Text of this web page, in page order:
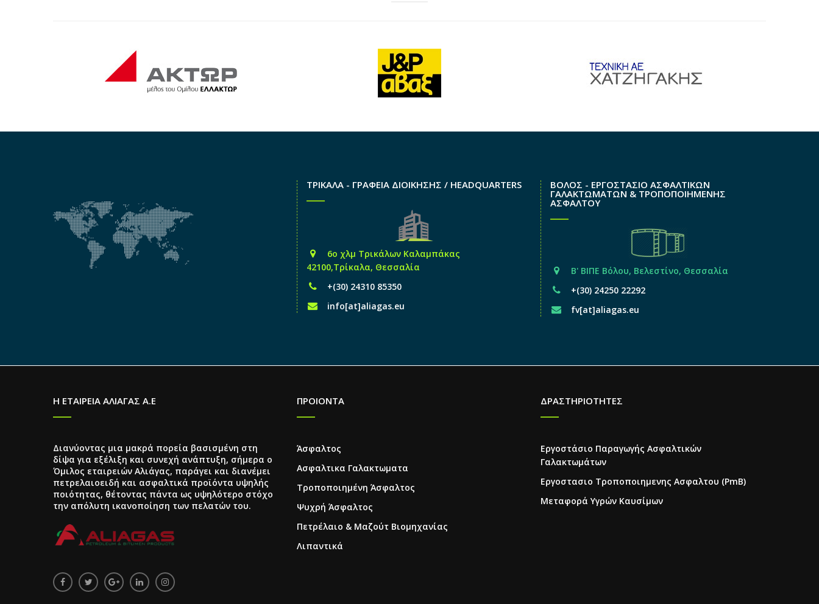
ΤΡΙΚΑΛΑ - ΓΡΑΦΕΙΑ ΔΙΟΙΚΗΣΗΣ / HEADQUARTERS
6o χλμ Τρικάλων Καλαμπάκας
42100,Τρίκαλα, Θεσσαλία
+(30) 24310 85350
info[at]aliagas.eu
ΒΟΛΟΣ - ΕΡΓΟΣΤΑΣΙΟ ΑΣΦΑΛΤΙΚΩΝ
ΓΑΛΑΚΤΩΜΑΤΩΝ & ΤΡΟΠΟΠΟΙΗΜΕΝΗΣ
ΑΣΦΑΛΤΟΥ
Β' ΒΙΠΕ Βόλου, Βελεστίνο, Θεσσαλία
+(30) 24250 22292
fv[at]aliagas.eu
Η ΕΤΑΙΡΕΙΑ ΑΛΙΑΓΑΣ Α.Ε
Διανύοντας μια μακρά πορεία βασισμένη στη
δίψα για εξέλιξη και συνεχή ανάπτυξη, σήμερα ο
Όμιλος εταιρειών Αλιάγας, παράγει και διανέμει
πετρελαιοειδή και ασφαλτικά προϊόντα υψηλής
ποιότητας, θέτοντας πάντα ως υψηλότερο στόχο
την απόλυτη ικανοποίηση των πελατών του.
ΠΡΟΙΟΝΤΑ
Άσφαλτος
Ασφαλτικα Γαλακτωματα
Τροποποιημένη Άσφαλτος
Ψυχρή Άσφαλτος
Πετρέλαιο & Μαζούτ Βιομηχανίας
Λιπαντικά
ΔΡΑΣΤΗΡΙΟΤΗΤΕΣ
Εργοστάσιο Παραγωγής Ασφαλτικών
Γαλακτωμάτων
Εργοστασιο Τροποποιημενης Ασφαλτου (PmB)
Μεταφορά Υγρών Καυσίμων